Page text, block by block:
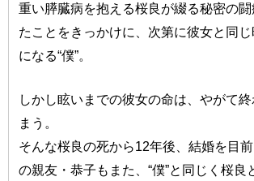
重い膵臓病を抱える桜良が綴る秘密の
たことをきっかけに、次第に彼女と同じ
になる“僕”。
しかし眩いまでの彼女の命は、やがて
まう。
そんな桜良の死から12年後、結婚を目
の親友・恭子もまた、“僕”と同じく桜良